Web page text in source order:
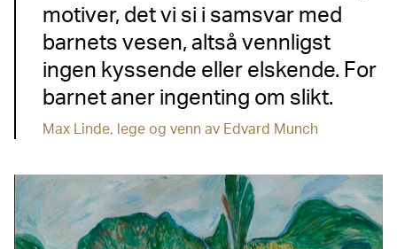
motiver, det vi si i samsvar med
barnets vesen, altså vennligst
ingen kyssende eller elskende. For
barnet aner ingenting om slikt.
Max Linde, lege og venn av Edvard Munch